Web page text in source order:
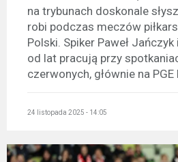
na trybunach doskonale
robi podczas meczów
Polski. Spiker Paweł
od lat pracują przy
czerwonych, głównie na PGE
24 listopada 2025 - 14:05